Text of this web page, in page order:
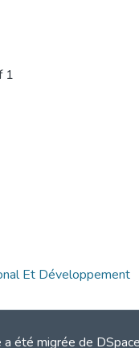
1
Et Développement
été migrée de